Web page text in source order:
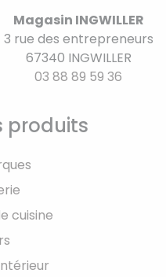
Magasin INGWILLER
3 rue des entrepreneurs
67340 INGWILLER
03 88 89 59 36
produits
cuisine